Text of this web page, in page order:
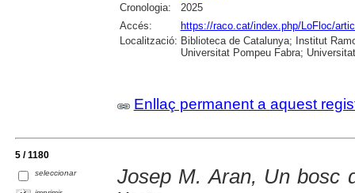
Cronologia:
2025
Accés:
https://raco.cat/index.php/LoFloc/
Localització: Biblioteca de Catalunya; Institut
Universitat Pompeu Fabra;
Enllaç permanent a aquest
5 / 1180
seleccionar Josep M. Aran, Un bosc